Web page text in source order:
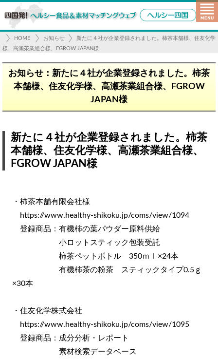
HOME お知らせ
新たに４社が企業登録されました。柿茶本舗様、住友化学
様、高瀬茶業組合様、FGROW JAPAN様
お知らせ：新たに４社が企業登録されました。柿茶
本舗様、住友化学様、高瀬茶業組合様、FGROW
JAPAN様
新たに４社が企業登録されました。柿茶
本舗様、住友化学様、高瀬茶業組合様、
FGROW JAPAN様
・柿茶本舗有限会社様
https://www.healthy-shikoku.jp/coms/view/1094
登録商品：有機柿の葉パウダー原料供給
小ロットスティック包装受託
柿茶ペットボトル 350ｍｌ×24本
有機柿茶の粉茶 スティックタイプ0.5ｇ
×30本
・住友化学株式会社
https://www.healthy-shikoku.jp/coms/view/1095
登録商品：成分分析・レポート
素材検索データベース